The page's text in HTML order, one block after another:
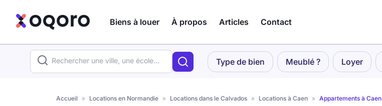
Biens à louer À propos Articles Contact
Votre
recherche
Type de bien Meublé ? Loyer
Accueil » Locations en Normandie » Locations dans le Calvados » Locations à Caen » Appartements à Caen